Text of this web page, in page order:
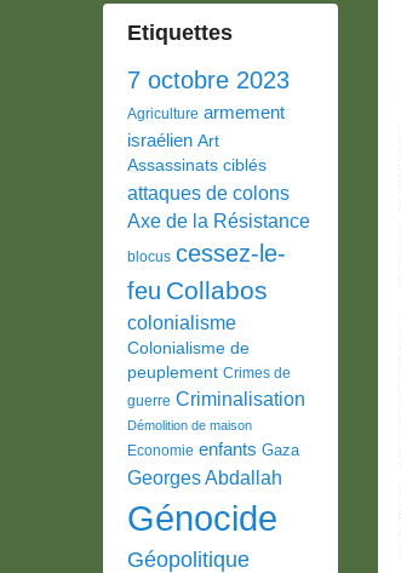
Etiquettes
7 octobre 2023
Agriculture armement
israélien Art
Assassinats ciblés
attaques de colons
Axe de la Résistance
blocus cessez-le-
feu Collabos
colonialisme
Colonialisme de
peuplement Crimes de
guerre Criminalisation
Démolition de maison
Economie enfants Gaza
Georges Abdallah
Génocide
Géopolitique